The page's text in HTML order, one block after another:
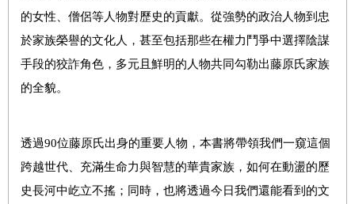
的女性、僧侶等人物對歷史的貢獻。從強勢的政治人物到忠
於家族榮譽的文化人，甚至包括那些在權力鬥爭中選擇陰謀
手段的狡詐角色，多元且鮮明的人物共同勾勒出藤原氏家族
的全貌。
透過90位藤原氏出身的重要人物，本書將帶領我們一窺這個
跨越世代、充滿生命力與智慧的華貴家族，如何在動盪的歷
史長河中屹立不搖；同時，也將透過今日我們還能看到的文